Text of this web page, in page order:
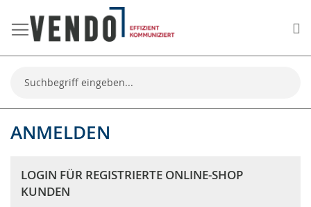
Suche
ANMELDEN
LOGIN FÜR REGISTRIERTE ONLINE-SHOP
KUNDEN